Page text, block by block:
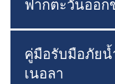
ฟากตะวันออก
คู่มือรับมือภัยน้
เนอลา